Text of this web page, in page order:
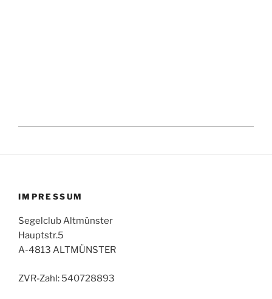
IMPRESSUM
Segelclub Altmünster
Hauptstr.5
A-4813 ALTMÜNSTER
ZVR-Zahl: 540728893